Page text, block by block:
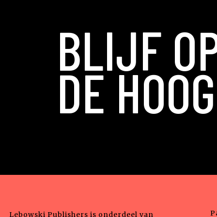
BLIJF
DE
Lebowski Publishers is onderdeel van